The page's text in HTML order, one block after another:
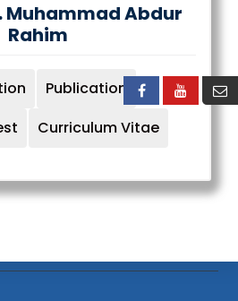
Muhammad Abdur
Rahim
Publication
Curriculum Vitae